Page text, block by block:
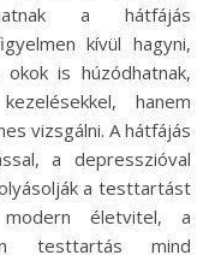
a hátfájás
kívül hagyni,
is húzódhatnak,
hanem
vizsgálni. A hátfájás
a depresszióval
a testtartást
életvitel, a
testtartás mind